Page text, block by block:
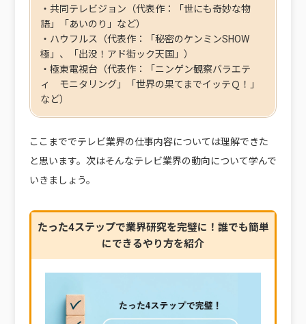
・共同テレビジョン‌‌（代表作：「世にも奇妙な物
語」「あいのり」など）
・ハウフルス（代表作：「秘密のケンミンSHOW
極」、「出没！アド街ック天国」）
・極東電視台（代表作：「ニンゲン観察バラエテ
ィ モニタリング」「世界の果てまでイッテＱ！」
など）
ここまででテレビ業界の仕事内容については理解できた
と思います。次はそんなテレビ業界の動向について学んで
いきましょう。
たった4ステップで業界研究を完璧に！誰でも簡単
にできるやり方を紹介